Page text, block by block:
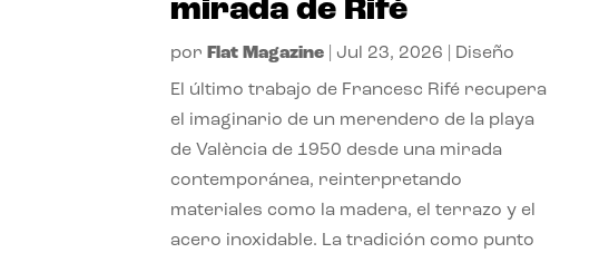
mirada de Rifé
por Flat Magazine Jul 23, 2026 Diseño
El último trabajo de Francesc Rifé recupera
el imaginario de un merendero de la playa
de València de 1950 desde una mirada
contemporánea, reinterpretando
materiales como la madera, el terrazo y el
acero inoxidable. La tradición como punto